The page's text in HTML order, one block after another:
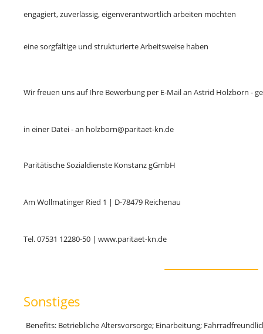
engagiert, zuverlässig, eigenverantwortlich arbeiten möchten
eine sorgfältige und strukturierte Arbeitsweise haben
Wir freuen uns auf Ihre Bewerbung per E-Mail an Astrid Holzborn -
in einer Datei - an holzborn@paritaet-kn.de
Paritätische Sozialdienste Konstanz gGmbH
Am Wollmatinger Ried 1 | D-78479 Reichenau
Tel. 07531 12280-50 | www.paritaet-kn.de
Sonstiges
Benefits: Betriebliche Altersvorsorge; Einarbeitung;